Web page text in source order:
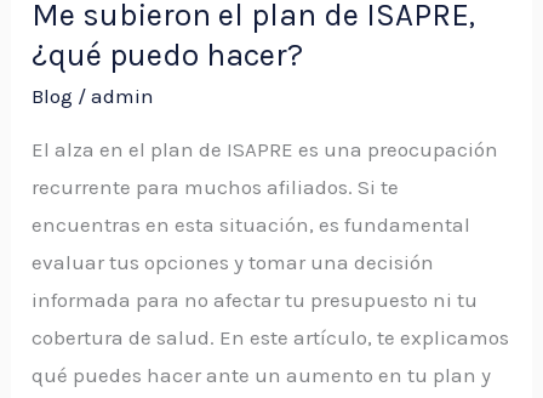
Me subieron el plan de ISAPRE,
¿qué puedo hacer?
Blog /admin
El alza en el plan de ISAPRE es una preocupación
recurrente para muchos afiliados. Si te
encuentras en esta situación, es fundamental
evaluar tus opciones y tomar una decisión
informada para no afectar tu presupuesto ni tu
cobertura de salud. En este artículo, te explicamos
qué puedes hacer ante un aumento en tu plan y